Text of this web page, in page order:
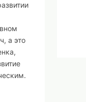
а это